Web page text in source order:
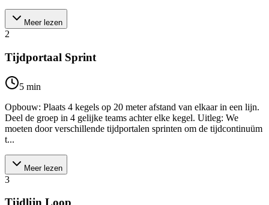
Meer lezen
2
Tijdportaal Sprint
5 min
Opbouw: Plaats 4 kegels op 20 meter afstand van elkaar in een lijn.
Deel de groep in 4 gelijke teams achter elke kegel. Uitleg: We
moeten door verschillende tijdportalen sprinten om de tijdcontinuüm
t...
Meer lezen
3
Tijdlijn Loop